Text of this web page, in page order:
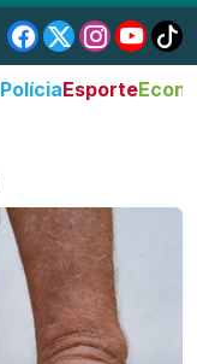
PolíciaEsporte